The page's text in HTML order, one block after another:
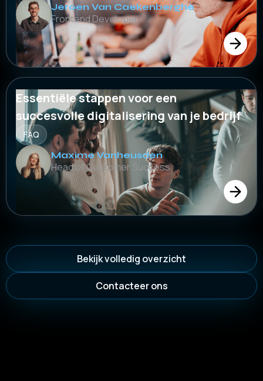
Jeroen Van Caekenberghe
Frontend Developer
Essentiële stappen voor een
succesvolle digitalisering van je bedrijf
FAQ
Maxime Vanheusden
Head of Customer Success
Bekijk volledig overzicht
Contacteer ons